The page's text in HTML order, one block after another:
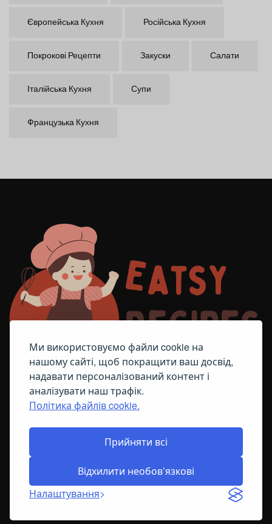
Ми використовуємо файли cookie на
нашому сайті, щоб покращити ваш досвід,
надавати персоналізований контент і
аналізувати наш трафік.
Політика файлів cookie.
Прийняти всі
Відхилити необов’язкові
Налаштування
Європейська Кухня Російська Кухня
Покрокові Рецепти Закуски Салати
Італійська Кухня Супи
Французька Кухня
ПОЛІТИКА ЩОДО ФАЙЛІВ COOKIE
© All Right Reserved2026